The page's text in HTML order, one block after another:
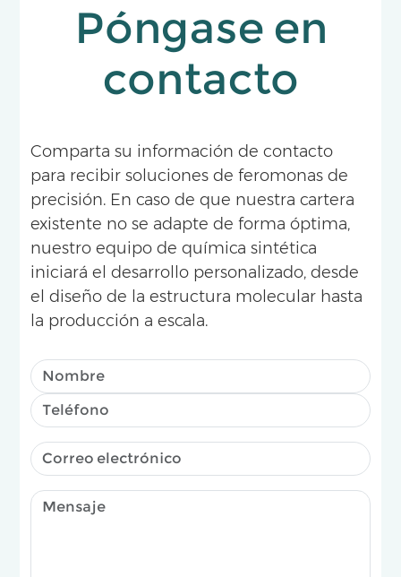
Póngase en
contacto
Comparta su información de contacto
para recibir soluciones de feromonas de
precisión. En caso de que nuestra cartera
existente no se adapte de forma óptima,
nuestro equipo de química sintética
iniciará el desarrollo personalizado, desde
el diseño de la estructura molecular hasta
la producción a escala.